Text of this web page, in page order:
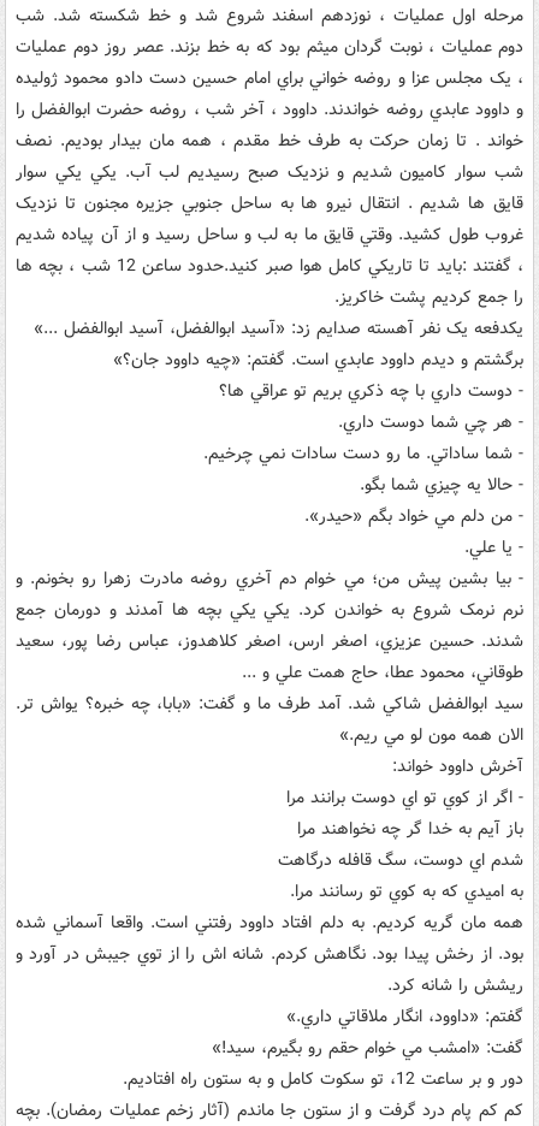
مرحله اول عمليات ، نوزدهم اسفند شروع شد و خط شکسته شد. شب
دوم عمليات ، نوبت گردان ميثم بود که به خط بزند. عصر روز دوم عمليات
، يک مجلس عزا و روضه خواني براي امام حسين دست دادو محمود ژوليده
و داوود عابدي روضه خواندند. داوود ، آخر شب ، روضه حضرت ابوالفضل را
خواند . تا زمان حرکت به طرف خط مقدم ، همه مان بيدار بوديم. نصف
شب سوار کاميون شديم و نزديک صبح رسيديم لب آب. يکي يکي سوار
قايق ها شديم . انتقال نيرو ها به ساحل جنوبي جزيره مجنون تا نزديک
غروب طول کشيد. وقتي قايق ما به لب و ساحل رسيد و از آن پياده شديم
، گفتند :بايد تا تاريکي کامل هوا صبر کنيد.حدود ساعن 12 شب ، بچه ها
را جمع کرديم پشت خاکريز.
يکدفعه يک نفر آهسته صدايم زد: «آسيد ابوالفضل، آسيد ابوالفضل ...»
برگشتم و ديدم داوود عابدي است. گفتم: «چيه داوود جان؟»
- دوست داري با چه ذکري بريم تو عراقي ها؟
- هر چي شما دوست داري.
- شما ساداتي. ما رو دست سادات نمي چرخيم.
- حالا يه چيزي شما بگو.
- من دلم مي خواد بگم «حيدر».
- يا علي.
- بيا بشين پيش من؛ مي خوام دم آخري روضه مادرت زهرا رو بخونم. و
نرم نرمک شروع به خواندن کرد. يکي يکي بچه ها آمدند و دورمان جمع
شدند. حسين عزيزي، اصغر ارس، اصغر کلاهدوز، عباس رضا پور، سعيد
طوقاني، محمود عطا، حاج همت علي و ...
سيد ابوالفضل شاکي شد. آمد طرف ما و گفت: «بابا، چه خبره؟ يواش تر.
الان همه مون لو مي ريم.»
آخرش داوود خواند:
- اگر از کوي تو اي دوست برانند مرا
باز آيم به خدا گر چه نخواهند مرا
شدم اي دوست، سگ قافله درگاهت
به اميدي که به کوي تو رسانند مرا.
همه مان گريه کرديم. به دلم افتاد داوود رفتني است. واقعا آسماني شده
بود. از رخش پيدا بود. نگاهش کردم. شانه اش را از توي جيبش در آورد و
ريشش را شانه کرد.
گفتم: «داوود، انگار ملاقاتي داري.»
گفت: «امشب مي خوام حقم رو بگيرم، سيد!»
دور و بر ساعت 12، تو سکوت کامل و به ستون راه افتاديم.
کم کم پام درد گرفت و از ستون جا ماندم (آثار زخم عمليات رمضان). بچه